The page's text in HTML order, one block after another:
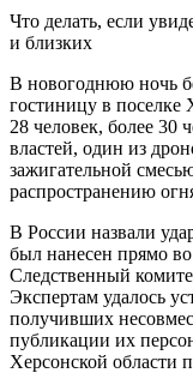
Что делать, если
и близких
В новогоднюю ночь
гостиницу в
28 человек, более
властей, один из
зажигательной
распространению
В России назвали
был нанесен прямо
Следственный
Экспертам удалось
получивших
публикации их
Херсонской области